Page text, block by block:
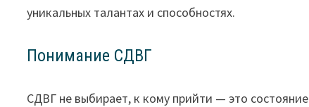
уникальных талантах и способностях.
Понимание СДВГ
СДВГ не выбирает, к кому прийти — это